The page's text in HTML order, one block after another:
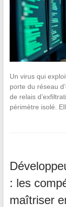
Un virus qui
porte du réseau
de relais
périmètre isolé.
: les
maîtriser